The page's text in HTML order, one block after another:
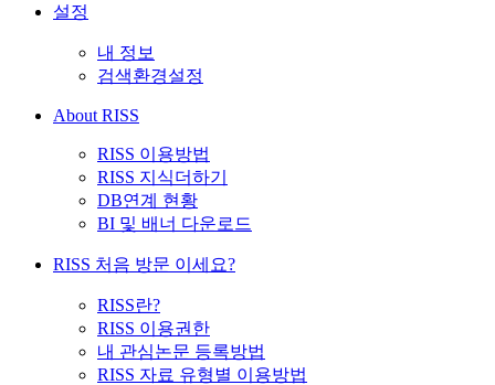
설정
내 정보
검색환경설정
About RISS
RISS 이용방법
RISS 지식더하기
DB연계 현황
BI 및 배너 다운로드
RISS 처음 방문 이세요?
RISS란?
RISS 이용권한
내 관심논문 등록방법
RISS 자료 유형별 이용방법